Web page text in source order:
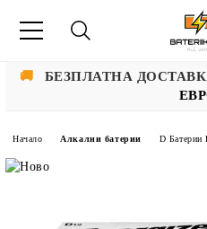
🚚 БЕЗПЛАТНА
Начало Алкални батерии D Батерии